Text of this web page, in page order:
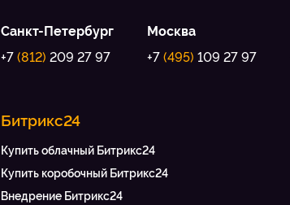
Санкт-Петербург
+7 (812) 209 27 97
Москва
+7(495) 109 27 97
Битрикс24
Купить облачный Битрикс24
Купить коробочный Битрикс24
Внедрение Битрикс24